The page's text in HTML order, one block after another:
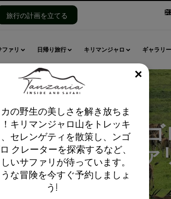
旅行の計画を立てる
言
択
て
く
だ
さ
ファリ 日帰り旅行 キリマンジャロ ギャラリー
園、ンゴロン
ンザニアサファ
の野生の美しさを解き放ちま
キリマンジャロ山をトレッキ
セレンゲティを散策し、ンゴ
クレーターを探索するなど、
いサファリが待っています。
な冒険を今すぐ予約しましょ
う!
閉じる